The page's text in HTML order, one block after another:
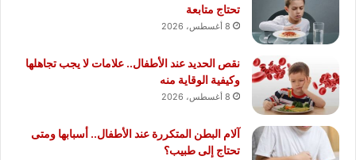
تحتاج متابعة
8 أغسطس، 2026
نقص الحديد عند الأطفال.. علامات لا يجب تجاهلها
وكيفية الوقاية منه
8 أغسطس، 2026
آلام البطن المتكررة عند الأطفال.. أسبابها ومتى
تحتاج إلى طبيب؟